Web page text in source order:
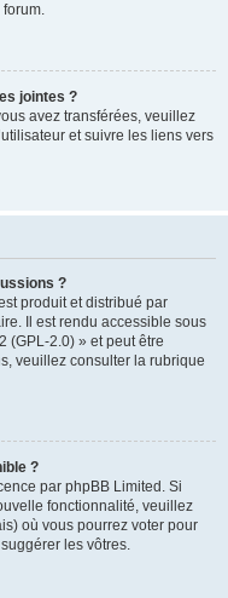
jointes ?
avez transférées, veuillez
et suivre les liens vers
?
produit et distribué par
Il est rendu accessible sous
(GPL-2.0) » et peut être
veuillez consulter la rubrique
?
par phpBB Limited. Si
fonctionnalité, veuillez
où vous pourrez voter pour
les vôtres.